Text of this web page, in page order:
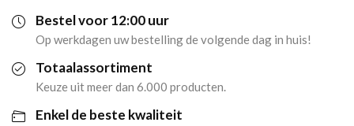
Bestel voor 12:00 uur
Op werkdagen uw bestelling de volgende dag in huis!
Totaalassortiment
Keuze uit meer dan 6.000 producten.
Enkel de beste kwaliteit